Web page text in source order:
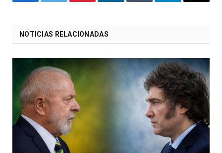
NOTICIAS RELACIONADAS